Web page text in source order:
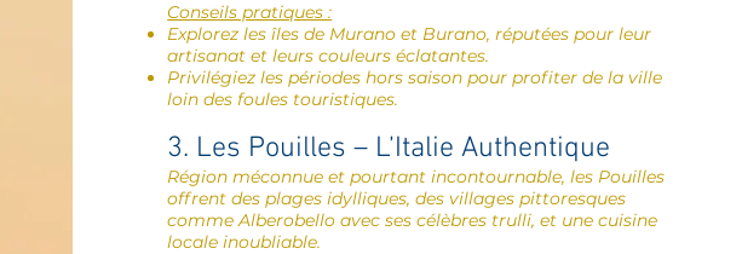
Conseils pratiques :
Explorez les îles de Murano et Burano, réputées pour leur
artisanat et leurs couleurs éclatantes.
Privilégiez les périodes hors saison pour profiter de la ville
loin des foules touristiques.
3. Les Pouilles – L’Italie Authentique
Région méconnue et pourtant incontournable, les Pouilles
offrent des plages idylliques, des villages pittoresques
comme Alberobello avec ses célèbres trulli, et une cuisine
locale inoubliable.